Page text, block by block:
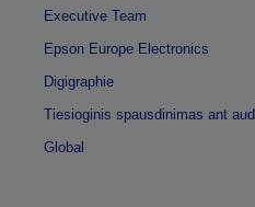
Executive Team
Epson Europe Electronics
Digigraphie
Tiesioginis spausdinimas ant
Global